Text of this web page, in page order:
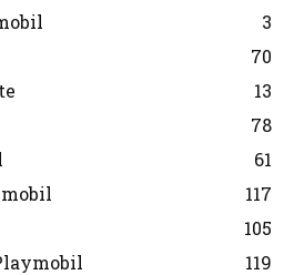
3
70
13
78
61
117
105
119